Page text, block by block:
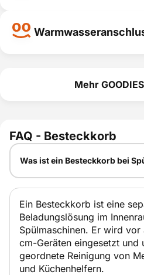
smart erklärt
AquaStop
ranschluss
Mehr
FAQ - Besteckkorb
Was ist ein Besteckkorb bei
Ein Besteckkorb ist eine
Beladungslösung im
Spülmaschinen. Er wird
cm-Geräten eingesetzt und
geordnete Reinigung von
und Küchenhelfern.